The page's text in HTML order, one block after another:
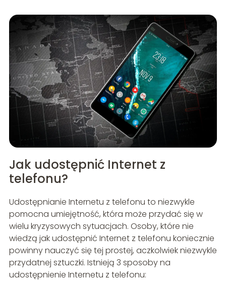
Jak udostępnić Internet z
telefonu?
Udostępnianie Internetu z telefonu to niezwykle
pomocna umiejętność, która może przydać się w
wielu kryzysowych sytuacjach. Osoby, które nie
wiedzą jak udostępnić Internet z telefonu koniecznie
powinny nauczyć się tej prostej, aczkolwiek niezwykle
przydatnej sztuczki. Istnieją 3 sposoby na
udostępnienie Internetu z telefonu: